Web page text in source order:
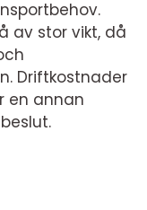
av stor vikt, då
Driftkostnader
en annan